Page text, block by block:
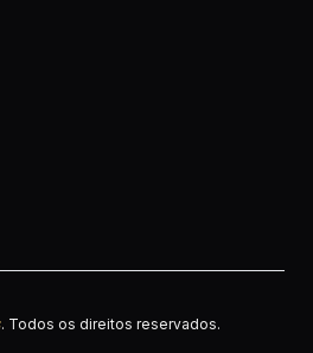
. Todos os direitos reservados.